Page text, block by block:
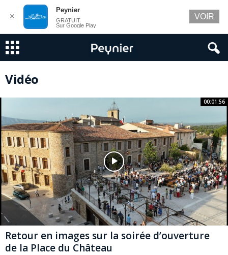
Vidéo
00:01:56
Retour en images sur la soirée d’ouverture
de la Place du Château
✕
Peynier
GRATUIT
Sur Google Play
VOIR